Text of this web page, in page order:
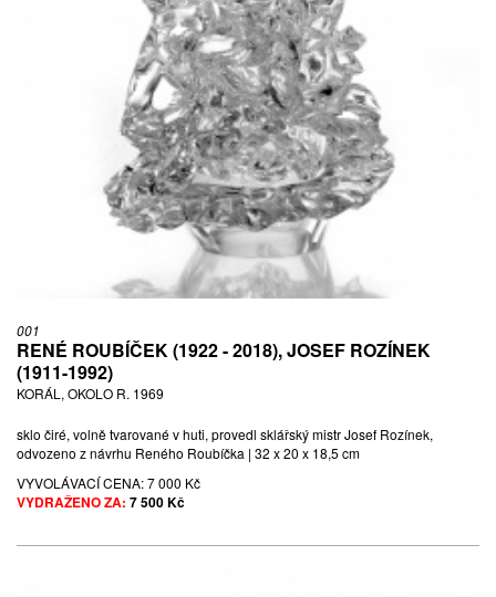
001
RENÉ ROUBÍČEK (1922 - 2018), JOSEF ROZÍNEK
(1911-1992)
KORÁL, OKOLO R. 1969
sklo čiré, volně tvarované v huti, provedl sklářský mistr Josef Rozínek,
odvozeno z návrhu Reného Roubíčka | 32 x 20 x 18,5 cm
VYVOLÁVACÍ CENA:7 000 Kč
VYDRAŽENO ZA: 7 500 Kč